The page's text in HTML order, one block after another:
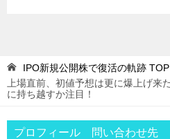
IPO新規公開株で復活の軌跡 TOP
上場直前、初値予想は更に爆上げ
に持ち越すか注目！
プロフィール 問い合わせ先